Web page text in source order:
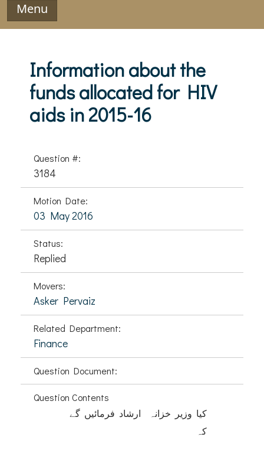
Menu
Information about the
funds allocated for HIV
aids in 2015-16
Question #:
3184
Motion Date:
03 May 2016
Status:
Replied
Movers:
Asker Pervaiz
Related Department:
Finance
Question Document:
Question Contents
کیا وزیر خزانہ ارشاد فرمائیں گے
کہ